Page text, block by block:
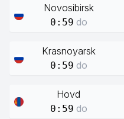
Novosibirsk
0:59 do
Krasnoyarsk
0:59 do
Hovd
0:59 do